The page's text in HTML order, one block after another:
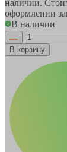
наличии.
оформлении
В наличии
В корзину